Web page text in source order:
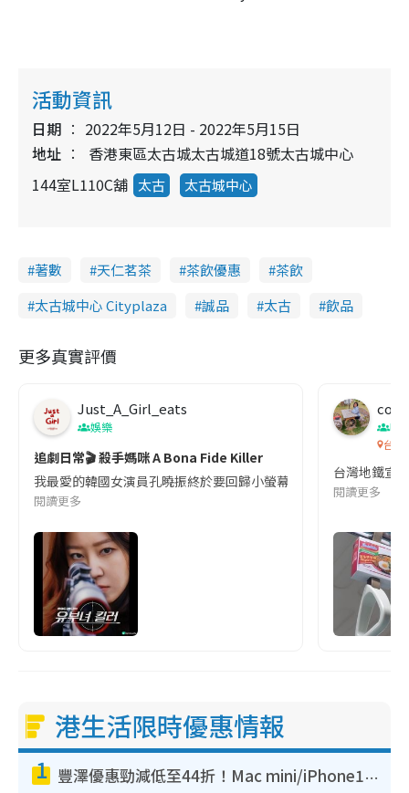
活動資訊
日期
2022年5月12日 - 2022年5月15日
地址
香港東區太古城太古城道18號太古城中心
144室L110C舖 太古 太古城中心
著數 天仁茗茶 茶飲優惠
茶飲
太古城中心 Cityplaza
誠品 太古 飲品
更多真實評價
Just_A_Girl_eats
娛樂
追劇日常🎬 殺手媽咪 A Bona Fide Killer
我最愛的韓國女演員孔曉振終於要回歸小螢幕啦!這次的劇本改編
閱讀更多
co
吹
台灣
台灣地鐵宣
閱讀更多
港生活限時優惠情報
1 豐澤優惠勁減低至44折！Mac mini/iPhone17Pro大減價！廚房家電$220起